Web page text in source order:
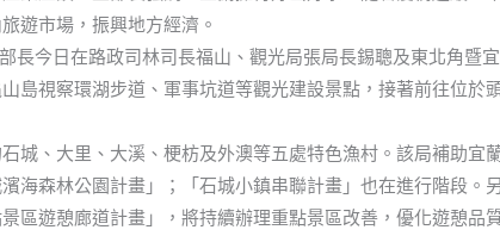
遊市場，振興地方經濟。
長今日在路政司林司長福山、觀光局張局長錫聰及東北角暨
島視察環湖步道、軍事坑道等觀光建設景點，接著前往位於
城、大里、大溪、梗枋及外澳等五處特色漁村。該局補助宜
海森林公園計畫」；「石城小鎮串聯計畫」也在進行階段。
區遊憩廊道計畫」，將持續辦理重點景區改善，優化遊憩品